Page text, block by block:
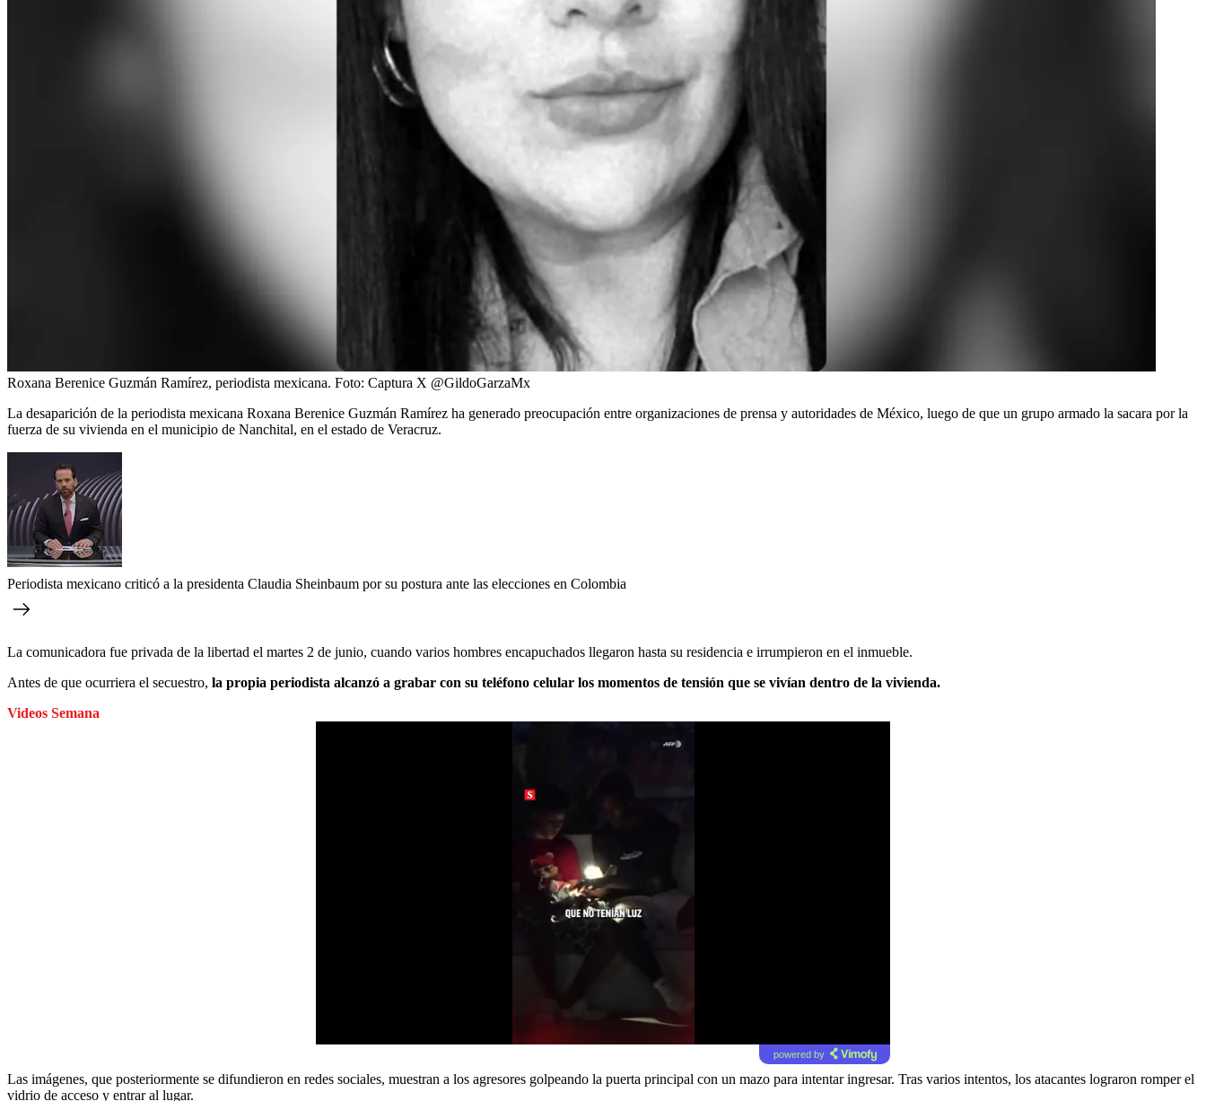
Roxana Berenice Guzmán Ramírez, periodista mexicana. Foto: Captura X @GildoGarzaMx
La desaparición de la periodista mexicana Roxana Berenice Guzmán Ramírez ha generado preocupación entre organizaciones de prensa y autoridades de México, luego de que un grupo armado la sacara por la
fuerza de su vivienda en el municipio de Nanchital, en el estado de Veracruz.
Periodista mexicano criticó a la presidenta Claudia Sheinbaum por su postura ante las elecciones en Colombia
La comunicadora fue privada de la libertad el martes 2 de junio, cuando varios hombres encapuchados llegaron hasta su residencia e irrumpieron en el inmueble.
Antes de que ocurriera el secuestro, la propia periodista alcanzó a grabar con su teléfono celular los momentos de tensión que se vivían dentro de la vivienda.
Videos Semana
powered by
Las imágenes, que posteriormente se difundieron en redes sociales, muestran a los agresores golpeando la puerta principal con un mazo para intentar ingresar. Tras varios intentos, los atacantes lograron romper el
vidrio de acceso y entrar al lugar.